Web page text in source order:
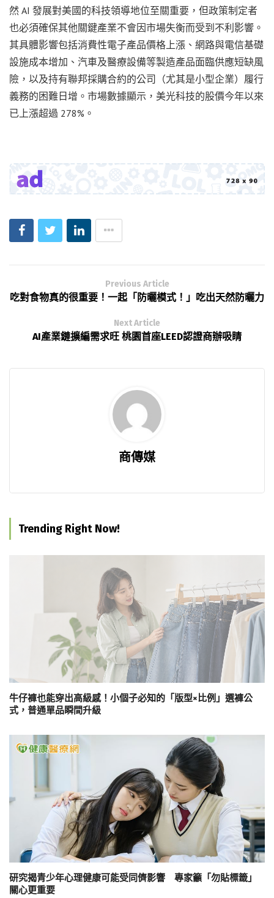
然 AI 發展對美國的科技領導地位至關重要，但政策制定者
也必須確保其他關鍵產業不會因市場失衡而受到不利影響。
其具體影響包括消費性電子產品價格上漲、網路與電信基礎
設施成本增加、汽車及醫療設備等製造產品面臨供應短缺風
險，以及持有聯邦採購合約的公司（尤其是小型企業）履行
義務的困難日增。市場數據顯示，美光科技的股價今年以來
已上漲超過 278%。
Previous Article
吃對食物真的很重要！一起「防曬模式！」吃出天然防曬力
Next Article
AI產業鏈擴編需求旺 桃園首座LEED認證商辦吸睛
商傳媒
Trending Right Now!
牛仔褲也能穿出高級感！小個子必知的「版型×比例」選褲公
式，普通單品瞬間升級
研究揭青少年心理健康可能受同儕影響 專家籲「勿貼標籤」
關心更重要